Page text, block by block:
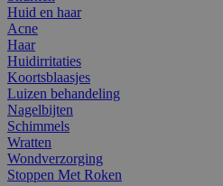
Huid en haar
Acne
Haar
Huidirritaties
Koortsblaasjes
Luizen behandeling
Nagelbijten
Schimmels
Wratten
Wondverzorging
Stoppen Met Roken